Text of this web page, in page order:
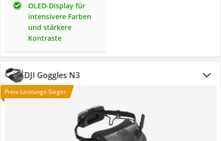
OLED-Display für
intensivere Farben
und stärkere
Kontraste
DJI Goggles N3
Preis-Leistungs-Sieger